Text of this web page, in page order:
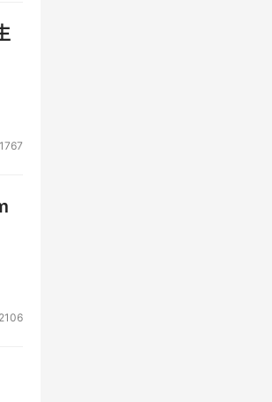
1767
2106